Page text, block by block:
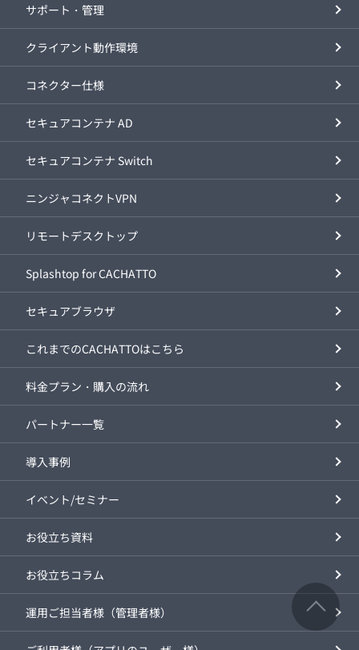
サポート・管理
クライアント動作環境
コネクター仕様
セキュアコンテナ AD
セキュアコンテナ Switch
ニンジャコネクトVPN
リモートデスクトップ
Splashtop for CACHATTO
セキュアブラウザ
これまでのCACHATTOはこちら
料金プラン・購入の流れ
パートナー一覧
導入事例
イベント/セミナー
お役立ち資料
お役立ちコラム
運用ご担当者様（管理者様）